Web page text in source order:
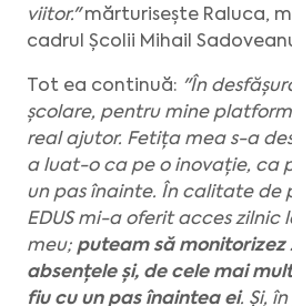
viitor."mărturisește Raluca,
cadrul Școlii Mihail
Tot ea continuă: "În
școlare, pentru mine
real ajutor. Fetița mea s-a
a luat-o ca pe o inovație, ca
un pas înainte. În calitate de
EDUS mi-a oferit acces zilnic
meu; puteam să monitorizez
absențele și, de cele mai
fiu cu un pas înaintea ei. Și,